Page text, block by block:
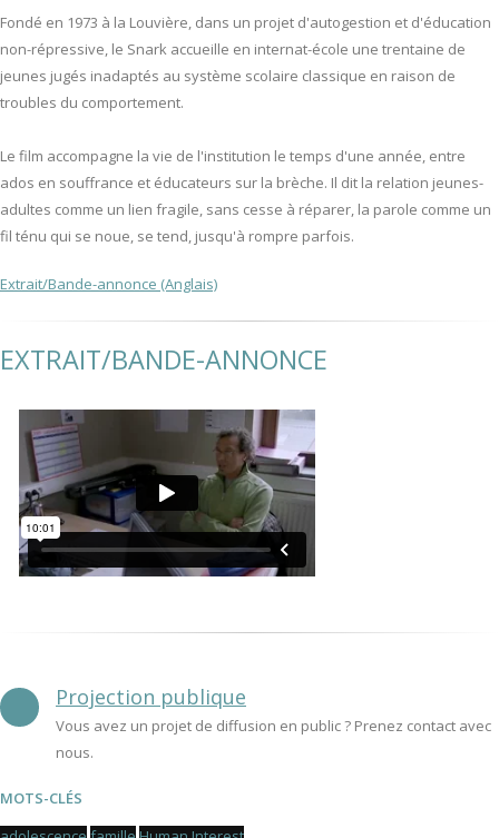
Fondé en 1973 à la Louvière, dans un projet d'autogestion et d'éducation
non-répressive, le Snark accueille en internat-école une trentaine de
jeunes jugés inadaptés au système scolaire classique en raison de
troubles du comportement.
Le film accompagne la vie de l'institution le temps d'une année, entre
ados en souffrance et éducateurs sur la brèche. Il dit la relation jeunes-
adultes comme un lien fragile, sans cesse à réparer, la parole comme un
fil ténu qui se noue, se tend, jusqu'à rompre parfois.
Extrait/Bande-annonce (Anglais)
EXTRAIT/BANDE-ANNONCE
Projection publique
Vous avez un projet de diffusion en public ? Prenez contact avec
nous.
MOTS-CLÉS